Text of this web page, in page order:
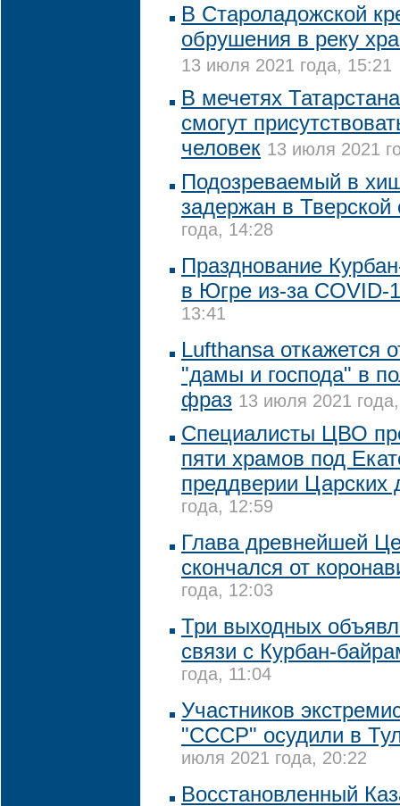
В Староладожской
обрушения в реку
13 июля 2021 года, 15:21
В мечетях
смогут
человек 13 июля 2021
Подозреваемый в
задержан в Тверской
года, 14:28
Празднование
в Югре из-за COVID-
13:41
Lufthansa откажется
"дамы и господа" в
фраз 13 июля 2021
Специалисты ЦВО
пяти храмов под
преддверии Царских
года, 12:59
Глава древнейшей
скончался от
года, 12:03
Три выходных
связи с Курбан-
года, 11:04
Участников
"СССР" осудили в
июля 2021 года, 20:22
Восстановленный